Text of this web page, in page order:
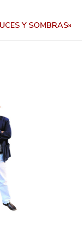
Y SOMBRAS»